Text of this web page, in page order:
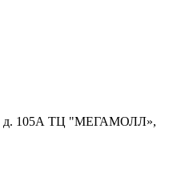
д. 105А ТЦ "МЕГАМОЛЛ»,